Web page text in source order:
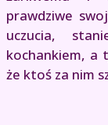
prawdziwe
uczucia,
kochankiem, a
że ktoś za nim